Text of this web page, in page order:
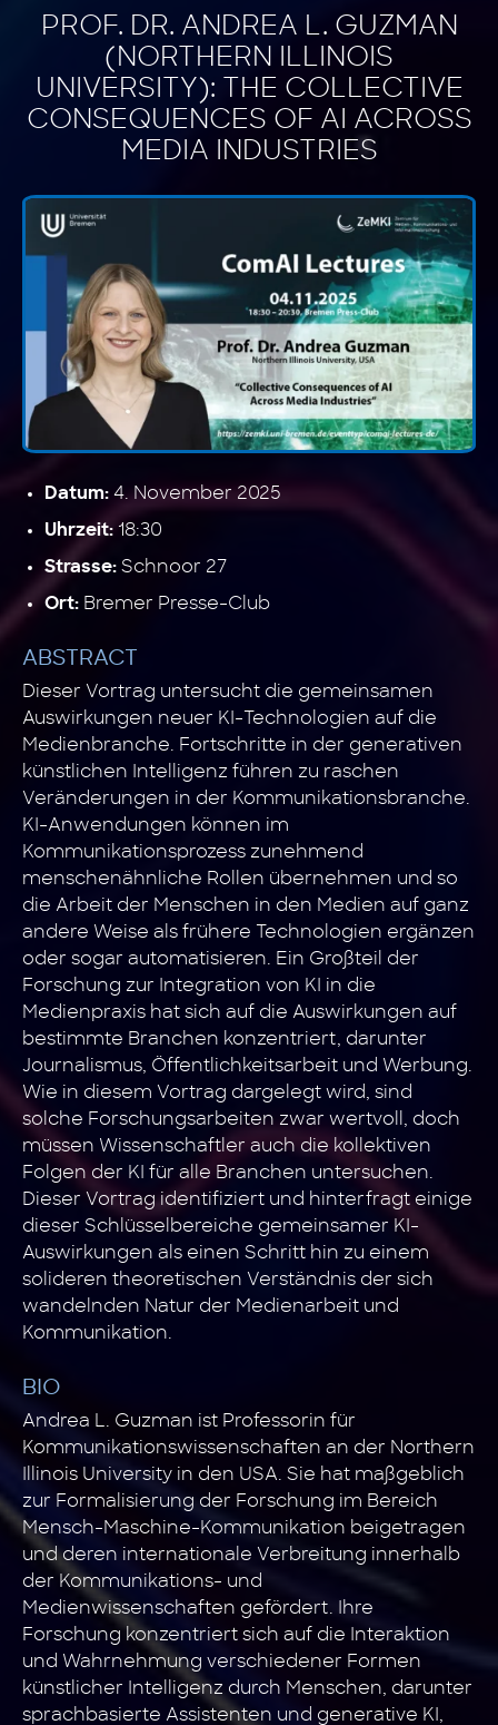
PROF. DR. ANDREA L. GUZMAN
(NORTHERN ILLINOIS
UNIVERSITY): THE COLLECTIVE
CONSEQUENCES OF AI ACROSS
MEDIA INDUSTRIES
Datum: 4. November 2025
Uhrzeit: 18:30
Strasse: Schnoor 27
Ort: Bremer Presse-Club
ABSTRACT
Dieser Vortrag untersucht die gemeinsamen
Auswirkungen neuer KI-Technologien auf die
Medienbranche. Fortschritte in der generativen
künstlichen Intelligenz führen zu raschen
Veränderungen in der Kommunikationsbranche.
KI-Anwendungen können im
Kommunikationsprozess zunehmend
menschenähnliche Rollen übernehmen und so
die Arbeit der Menschen in den Medien auf ganz
andere Weise als frühere Technologien ergänzen
oder sogar automatisieren. Ein Großteil der
Forschung zur Integration von KI in die
Medienpraxis hat sich auf die Auswirkungen auf
bestimmte Branchen konzentriert, darunter
Journalismus, Öffentlichkeitsarbeit und Werbung.
Wie in diesem Vortrag dargelegt wird, sind
solche Forschungsarbeiten zwar wertvoll, doch
müssen Wissenschaftler auch die kollektiven
Folgen der KI für alle Branchen untersuchen.
Dieser Vortrag identifiziert und hinterfragt einige
dieser Schlüsselbereiche gemeinsamer KI-
Auswirkungen als einen Schritt hin zu einem
solideren theoretischen Verständnis der sich
wandelnden Natur der Medienarbeit und
Kommunikation.
BIO
Andrea L. Guzman ist Professorin für
Kommunikationswissenschaften an der Northern
Illinois University in den USA. Sie hat maßgeblich
zur Formalisierung der Forschung im Bereich
Mensch-Maschine-Kommunikation beigetragen
und deren internationale Verbreitung innerhalb
der Kommunikations- und
Medienwissenschaften gefördert. Ihre
Forschung konzentriert sich auf die Interaktion
und Wahrnehmung verschiedener Formen
künstlicher Intelligenz durch Menschen, darunter
sprachbasierte Assistenten und generative KI,